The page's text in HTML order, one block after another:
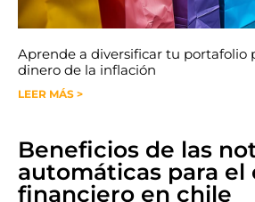
Aprende a diversificar tu portafolio
dinero de la inflación
LEER MÁS >
Beneficios de las
automáticas para el
financiero en chile